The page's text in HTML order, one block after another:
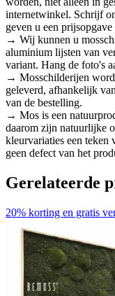
internetwinkel. Schrijf
geven u een prijsopgave
→ Wij kunnen u
aluminium lijsten van
variant. Hang de foto's
→ Mosschilderijen
geleverd, afhankelijk
van de bestelling.
→ Mos is een
daarom zijn natuurlijke
kleurvariaties een teken
geen defect van het
Gerelateerde
20% korting en gratis